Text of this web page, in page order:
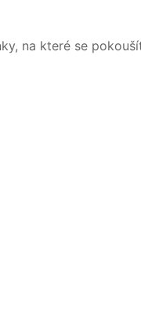
na které se